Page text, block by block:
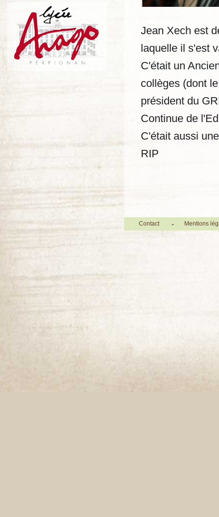
Jean Xech est
laquelle il s'est
C'était un
collèges (dont
président du
Continue de
C'était aussi
RIP
Contact Mentions